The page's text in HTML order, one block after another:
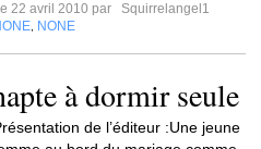
22 avril 2010 par
Squirrelangel1
NONE
à dormir seule
de l’éditeur :Une jeune